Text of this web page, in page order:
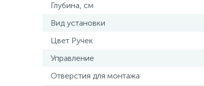
Глубина, см
Вид установки
Цвет Ручек
Управление
Отверстия для монтажа